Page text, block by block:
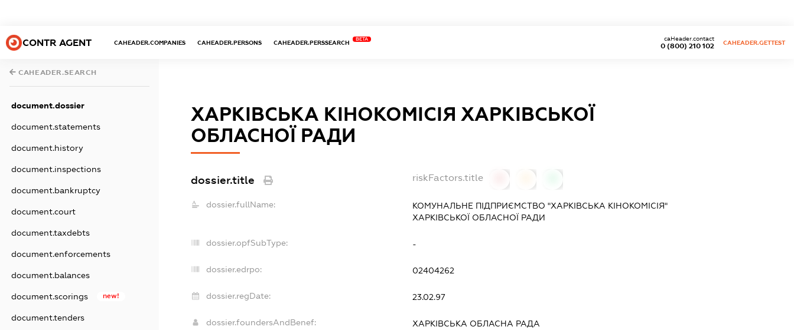
CONTR AGENT CAHEADER.COMPANIES CAHEADER.PERSONS CAHEADER.PERSSEARCH
BETA
0 (800) 210 102
caHeader.contact
CAHEADER.GETTEST
CAHEADER.SEARCH
document.dossier
document.statements
document.history
document.inspections
document.bankruptcy
document.court
document.taxdebts
document.enforcements
document.balances
document.scorings new!
document.tenders
ХАРКІВСЬКА КІНОКОМІСІЯ ХАРКІВСЬКОЇ
ОБЛАСНОЇ РАДИ
dossier.title riskFactors.title
dossier.fullName:
КОМУНАЛЬНЕ ПІДПРИЄМСТВО "ХАРКІВСЬКА КІНОКОМІСІЯ"
ХАРКІВСЬКОЇ ОБЛАСНОЇ РАДИ
dossier.opfSubType: -
dossier.edrpo: 02404262
dossier.regDate: 23.02.97
dossier.foundersAndBenef:
ХАРКІВСЬКА ОБЛАСНА РАДА